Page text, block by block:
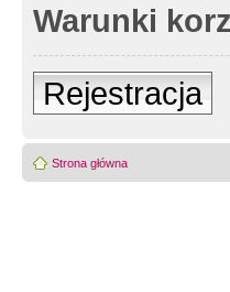
Warunki
Rejestracja
Strona główna